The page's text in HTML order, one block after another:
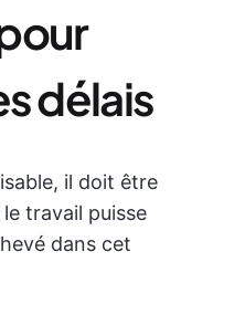
délais
il doit être
travail puisse
dans cet